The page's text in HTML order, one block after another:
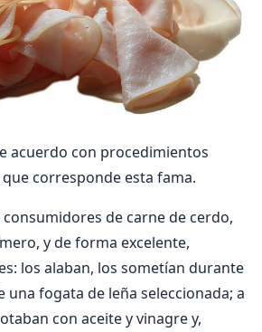
acuerdo con procedimientos
corresponde esta fama.
de carne de cerdo,
y de forma excelente,
los alaban, los sometían durante
una fogata de leña seleccionada; a
con aceite y vinagre y,